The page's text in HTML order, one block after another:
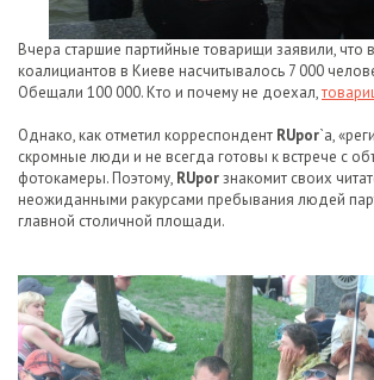
Вчера старшие партийные товарищи заявили, что
коалициантов в Киеве насчитывалось 7 000
Обещали 100 000. Кто и почему не доехал,
Однако, как отметил корреспондент RUpor`а,
скромные люди и не всегда готовы к встрече с
фотокамеры. Поэтому, RUporзнакомит своих
неожиданными ракурсами пребывания людей
главной столичной площади.